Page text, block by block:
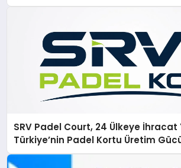
SRV Padel Court, 24 Ülkeye İhracat
Türkiye’nin Padel Kortu Üretim